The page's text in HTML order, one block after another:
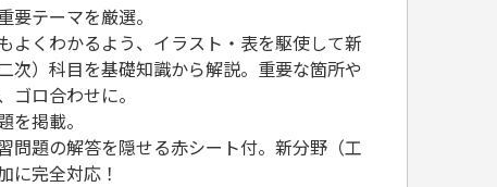
要テーマを厳選。
よくわかるよう、イラスト・表を駆使して新
次）科目を基礎知識から解説。重要な箇所や
ゴロ合わせに。
を掲載。
問題の解答を隠せる赤シート付。新分野（工
に完全対応！